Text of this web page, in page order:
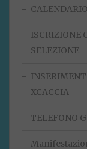
ISCRIZIONE
SELEZIONE
XCACCIA
TELEFONO